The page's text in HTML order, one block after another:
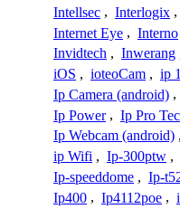
Intellsec , Interlogix ,
Internet Eye , Interno
Invidtech , Inwerang
iOS , ioteoCam , ip
Ip Camera (android) ,
Ip Power , Ip Pro
Ip Webcam (android) ,
ip Wifi , Ip-300ptw ,
Ip-speeddome , Ip-
Ip400 , Ip4112poe ,